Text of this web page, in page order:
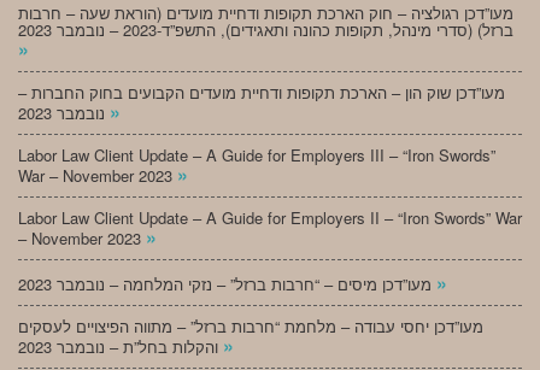
מעו”דכן רגולציה – חוק הארכת תקופות ודחיית מועדים (הוראת שעה – חרבות
ברזל) (סדרי מינהל, תקופות כהונה ותאגידים), התשפ”ד-2023 – נובמבר 2023
»
מעו”דכן שוק הון – הארכת תקופות ודחיית מועדים הקבועים בחוק החברות –
»
Labor Law Client Update – A Guide for Employers III – “Iron Swords”
War – November 2023 »
Labor Law Client Update – A Guide for Employers II – “Iron Swords” War
– November 2023 »
»
מעו”דכן יחסי עבודה – מלחמת “חרבות ברזל” – מתווה הפיצויים לעסקים
»